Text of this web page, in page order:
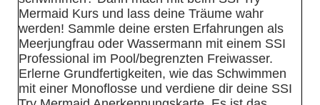
Mermaid Kurs und lass deine Träume wahr
werden! Sammle deine ersten Erfahrungen als
Meerjungfrau oder Wassermann mit einem SSI
Professional im Pool/begrenzten Freiwasser.
Erlerne Grundfertigkeiten, wie das Schwimmen
mit einer Monoflosse und verdiene dir deine SSI